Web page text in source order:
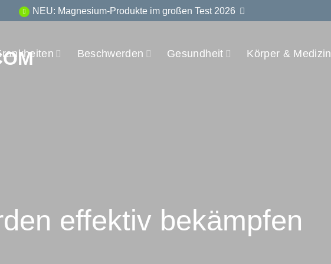
NEU: Magnesium-Produkte im großen Test 2026
Beschwerden Gesundheit Körper & Medizin
effektiv bekämpfen